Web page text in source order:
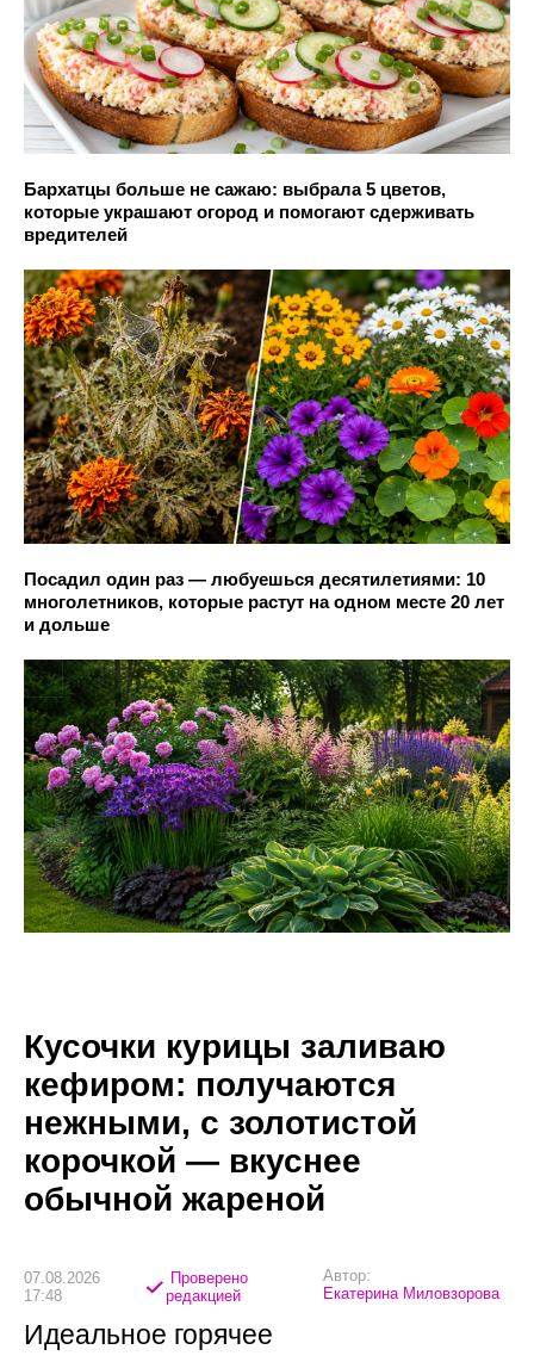
Бархатцы больше не сажаю: выбрала 5 цветов,
которые украшают огород и помогают сдерживать
вредителей
Посадил один раз — любуешься десятилетиями: 10
многолетников, которые растут на одном месте 20 лет
и дольше
Кусочки курицы заливаю
кефиром: получаются
нежными, с золотистой
корочкой — вкуснее
обычной жареной
07.08.2026
17:48
Проверено
редакцией
Автор:
Екатерина Миловзорова
Идеальное горячее